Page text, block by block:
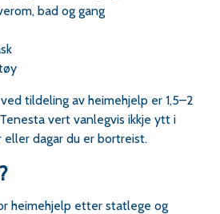
bad og gang
tildeling av heimehjelp er 1,5–2
vert vanlegvis ikkje ytt i
eller dagar du er bortreist.
heimehjelp etter statlege og